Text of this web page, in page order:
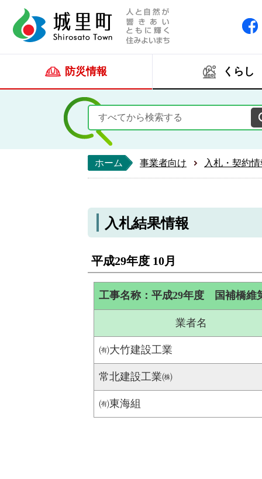
防災情報 くらし
ホーム 事業者向け 入札・契約
入札結果情報
平成29年度 10月
工事名称：平成29年度 国補橋
業者名
㈲大竹建設工業
常北建設工業㈱
㈲東海組